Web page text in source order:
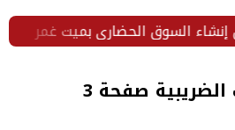
الحضاري بميت غمر
صفحة 3